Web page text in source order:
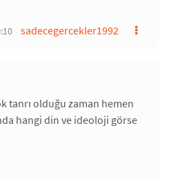
sadecegercekler1992
tanrı olduğu zaman hemen
hangi din ve ideoloji görse